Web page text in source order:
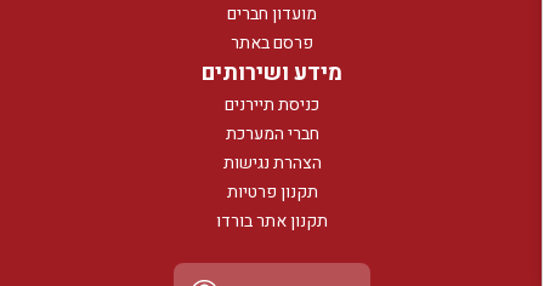
מועדון חברים
פרסם באתר
מידע ושירותים
כניסת תיירנים
חברי המערכת
הצהרת נגישות
תקנון פרטיות
תקנון אתר בורדו